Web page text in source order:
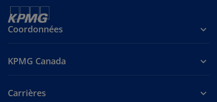
Coordonnées
KPMG Canada
Carrières